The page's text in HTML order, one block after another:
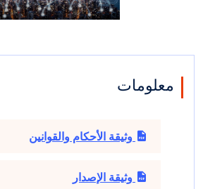
معلومات
وثيقة الأحكام والقوانين
وثيقة الإصدار